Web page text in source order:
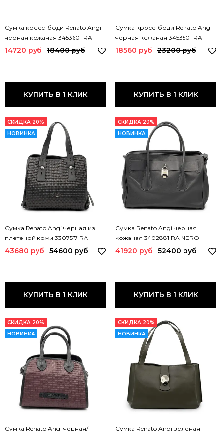
Сумка кросс-боди Renato Angi
черная кожаная 3453601 RA
NERO
14720 руб 18400 руб
КУПИТЬ В 1 КЛИК
Сумка кросс-боди Renato Angi
черная кожаная 3453501 RA
NERO
18560 руб 23200 руб
КУПИТЬ В 1 КЛИК
СКИДКА 20%
НОВИНКА
Сумка Renato Angi черная из
плетеной кожи 3307517 RA
NERO
43680 руб 54600 руб
КУПИТЬ В 1 КЛИК
СКИДКА 20%
НОВИНКА
Сумка Renato Angi черная
кожаная 3402881 RA NERO
41920 руб 52400 руб
КУПИТЬ В 1 КЛИК
СКИДКА 20%
НОВИНКА
Сумка Renato Angi черная/
СКИДКА 20%
НОВИНКА
Сумка Renato Angi зеленая